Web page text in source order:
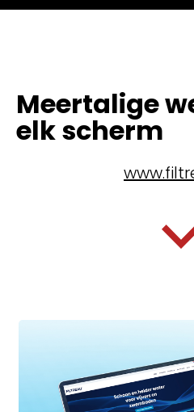
Meertalige
elk scherm